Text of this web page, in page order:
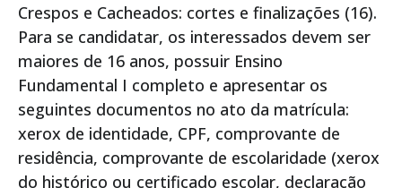
Crespos e Cacheados: cortes e finalizações (16).
Para se candidatar, os interessados devem ser
maiores de 16 anos, possuir Ensino
Fundamental I completo e apresentar os
seguintes documentos no ato da matrícula:
xerox de identidade, CPF, comprovante de
residência, comprovante de escolaridade (xerox
do histórico ou certificado escolar, declaração